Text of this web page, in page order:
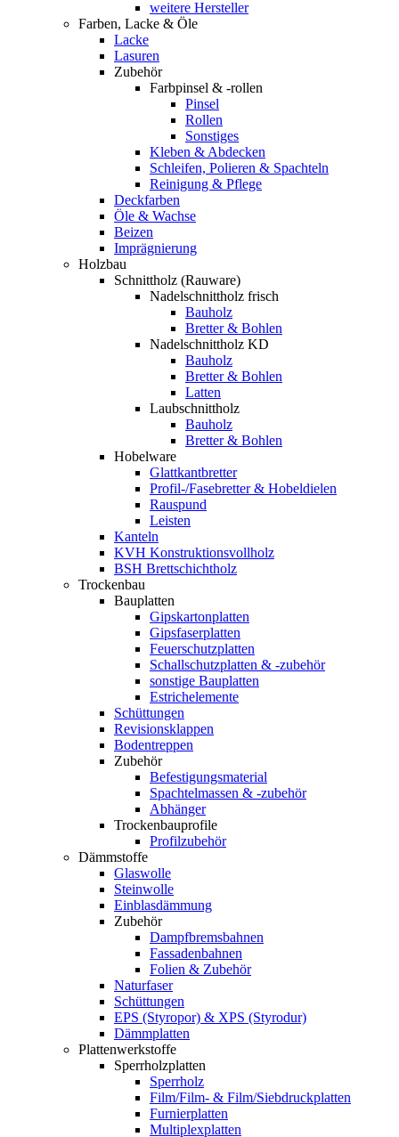
weitere Hersteller
Farben, Lacke & Öle
Lacke
Lasuren
Zubehör
Farbpinsel & -rollen
Pinsel
Rollen
Sonstiges
Kleben & Abdecken
Schleifen, Polieren & Spachteln
Reinigung & Pflege
Deckfarben
Öle & Wachse
Beizen
Imprägnierung
Holzbau
Schnittholz (Rauware)
Nadelschnittholz frisch
Bauholz
Bretter & Bohlen
Nadelschnittholz KD
Bauholz
Bretter & Bohlen
Latten
Laubschnittholz
Bauholz
Bretter & Bohlen
Hobelware
Glattkantbretter
Profil-/Fasebretter & Hobeldielen
Rauspund
Leisten
Kanteln
KVH Konstruktionsvollholz
BSH Brettschichtholz
Trockenbau
Bauplatten
Gipskartonplatten
Gipsfaserplatten
Feuerschutzplatten
Schallschutzplatten & -zubehör
sonstige Bauplatten
Estrichelemente
Schüttungen
Revisionsklappen
Bodentreppen
Zubehör
Befestigungsmaterial
Spachtelmassen & -zubehör
Abhänger
Trockenbauprofile
Profilzubehör
Dämmstoffe
Glaswolle
Steinwolle
Einblasdämmung
Zubehör
Dampfbremsbahnen
Fassadenbahnen
Folien & Zubehör
Naturfaser
Schüttungen
EPS (Styropor) & XPS (Styrodur)
Dämmplatten
Plattenwerkstoffe
Sperrholzplatten
Sperrholz
Film/Film- & Film/Siebdruckplatten
Furnierplatten
Multiplexplatten